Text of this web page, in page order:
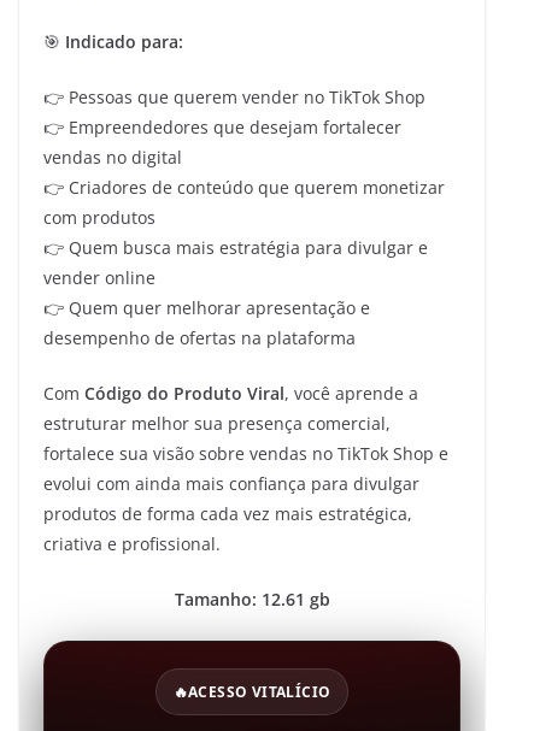
🎯 Indicado para:
👉 Pessoas que querem vender no TikTok Shop
👉 Empreendedores que desejam fortalecer
vendas no digital
👉 Criadores de conteúdo que querem monetizar
com produtos
👉 Quem busca mais estratégia para divulgar e
vender online
👉 Quem quer melhorar apresentação e
desempenho de ofertas na plataforma
Com Código do Produto Viral, você aprende a
estruturar melhor sua presença comercial,
fortalece sua visão sobre vendas no TikTok Shop e
evolui com ainda mais confiança para divulgar
produtos de forma cada vez mais estratégica,
criativa e profissional.
Tamanho: 12.61 gb
🔥ACESSO VITALÍCIO